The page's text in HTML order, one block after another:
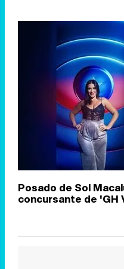
Posado de Sol
concursante de 'GH